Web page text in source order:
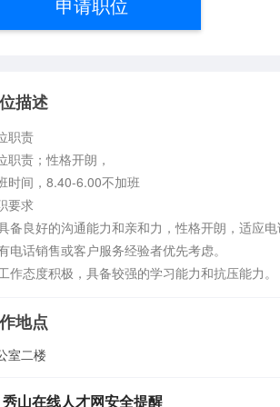
申请职位
描述
职责
职责；性格开朗，
时间，8.40-6.00不加班
要求
备良好的沟通能力和亲和力，性格开朗，适应
电话销售或客户服务经验者优先考虑。
作态度积极，具备较强的学习能力和抗压能力。
地点
室二楼
秀山在线人才网安全提醒